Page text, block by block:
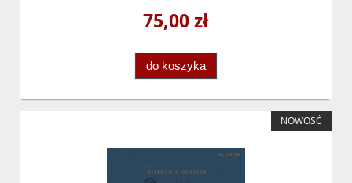
75,00 zł
do koszyka
NOWOŚĆ